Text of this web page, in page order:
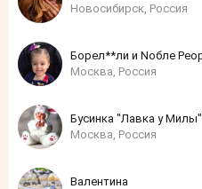
Новосибирск, Россия
Москва, Россия
Бусинка "Лавка у Милы"
Москва, Россия
Валентина